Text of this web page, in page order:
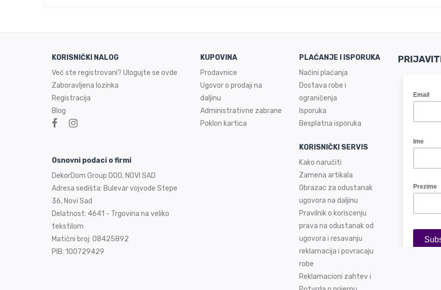
KORISNIČKI NALOG
Već ste registrovani? Ulogujte se ovde
Zaboravljena lozinka
Registracija
Blog
Osnovni podaci o firmi
DekorDom Group DOO, NOVI SAD
Adresa sedišta: Bulevar vojvode Stepe
36, Novi Sad
Delatnost: 4641 - Trgovina na veliko
tekstilom
Matični broj: 08425892
PIB: 100729429
KUPOVINA
Prodavnice
Ugovor o prodaji na
daljinu
Administrativne zabrane
Poklon kartica
PLAĆANJE I ISPORUKA
Načini plaćanja
Dostava robe i
ograničenja
Isporuka
Besplatna isporuka
KORISNIČKI SERVIS
Kako naručiti
Zamena artikala
Obrazac za odustanak
ugovora na daljinu
Pravilnik o koriscenju
prava na odustanak od
ugovora i resavanju
reklamacija i povracaju
robe
Reklamacioni zahtev i